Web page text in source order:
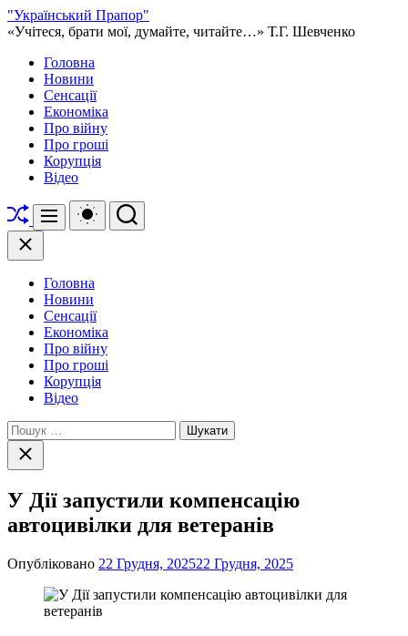
Перейти
до
"Український Прапор"
«Учітеся, брати мої, думайте, читайте…» Т.Г. Шевченко
Головна
Новини
Сенсації
Економіка
Про війну
Про гроші
Корупція
Відео
Перетасувати
Меню
Перемикач
кольорового
Пошук
Закрити
Головна
Новини
Сенсації
Економіка
Про війну
Про гроші
Корупція
Відео
Пошук:
Закрити
пошук
У Дії запустили компенсацію
автоцивілки для ветеранів
Опубліковано 22 Грудня, 202522 Грудня, 2025